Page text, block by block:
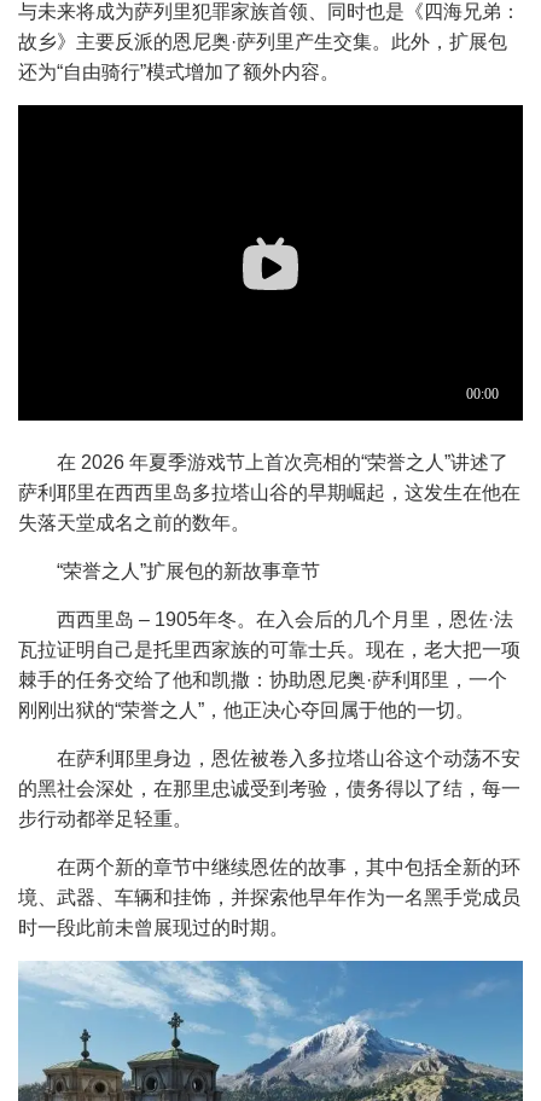
与未来将成为萨列里犯罪家族首领、同时也是《四海兄弟：
故乡》主要反派的恩尼奥·萨列里产生交集。此外，扩展包
还为“自由骑行”模式增加了额外内容。
在 2026 年夏季游戏节上首次亮相的“荣誉之人”讲述了
萨利耶里在西西里岛多拉塔山谷的早期崛起，这发生在他在
失落天堂成名之前的数年。
“荣誉之人”扩展包的新故事章节
西西里岛 – 1905年冬。在入会后的几个月里，恩佐·法
瓦拉证明自己是托里西家族的可靠士兵。现在，老大把一项
棘手的任务交给了他和凯撒：协助恩尼奥·萨利耶里，一个
刚刚出狱的“荣誉之人”，他正决心夺回属于他的一切。
在萨利耶里身边，恩佐被卷入多拉塔山谷这个动荡不安
的黑社会深处，在那里忠诚受到考验，债务得以了结，每一
步行动都举足轻重。
在两个新的章节中继续恩佐的故事，其中包括全新的环
境、武器、车辆和挂饰，并探索他早年作为一名黑手党成员
时一段此前未曾展现过的时期。